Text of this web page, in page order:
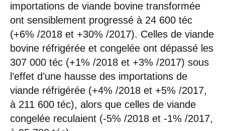
importations de viande bovine transformée
ont sensiblement progressé à 24 600 téc
(+6% /2018 et +30% /2017). Celles de viande
bovine réfrigérée et congelée ont dépassé les
307 000 téc (+1% /2018 et +3% /2017) sous
l’effet d’une hausse des importations de
viande réfrigérée (+4% /2018 et +5% /2017,
à 211 600 téc), alors que celles de viande
congelée reculaient (-5% /2018 et -1% /2017,